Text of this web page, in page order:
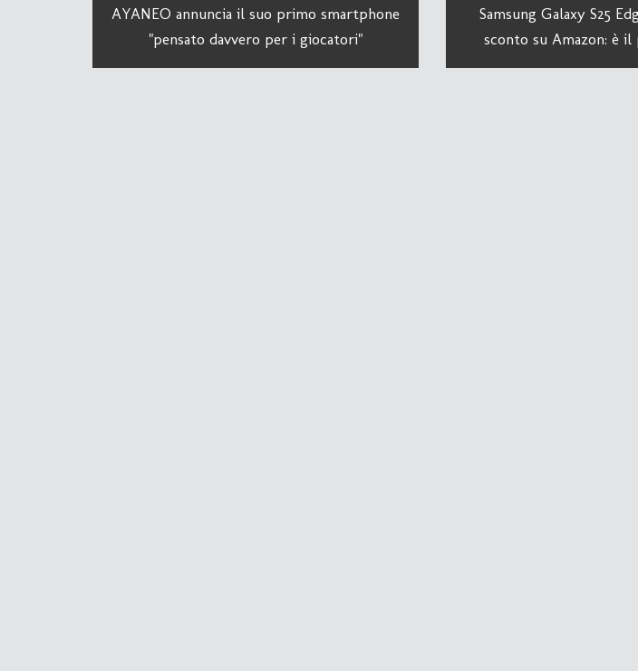
AYANEO annuncia il suo primo smartphone
"pensato davvero per i giocatori"
Samsung Galaxy S25
sconto su Amazon: è